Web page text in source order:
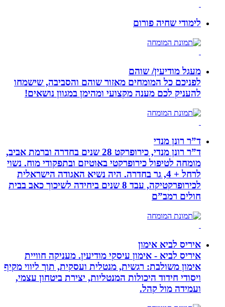
לימודי שחיה פורום
מעגל מודיעין/ שוהם
לפניכם כל המומחים מאזור שוהם והסביבה, שישמחו
להעניק לכם מענה מקצועי ומהימן במגוון נושאים!
ד”ר רונן מנדי
ד”ר רונן מנדי, כירופרקט 28 שנים בחדרה וברמת אביב,
מומחה לטיפול כירופרקטי באוטיזם ובתפקודי מוח. נשוי
לרחל + 4, גר בחדרה. היה נשיא האגודה הישראלית
לכירופרקטיקה, עבד 8 שנים ביחידה לשיכוך כאב בבית
חולים רמב”ם
איריס לביא אימון
איריס לביא - אימון עיסקי מודיעין. מעניקה חוויית
אימון משולבת: רגשית, מנטלית ועסקית, תוך ליווי מקיף
ויסודי חידוד היכולות המנטליות, יצירת ביטחון עצמי,
ועמידה מול קהל.